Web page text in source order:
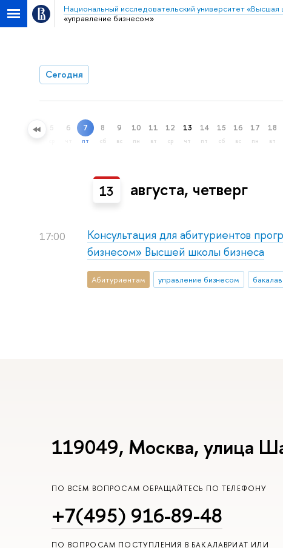
Национальный исследовательский университет «Высшая
«управление бизнесом»
Сегодня
поиск 5 6 7
пт
8
сб
9
вс
10
пн
11
вт
12
ср
13
чт
14
пт
15
сб
16
вс
17
пн
18
вт
13 августа, четверг
17:00
Консультация для абитуриентов
бизнесом» Высшей школы бизнеса
Абитуриентам управление бизнесом
119049, Москва, улица
ПО ВСЕМ ВОПРОСАМ ОБРАЩАЙТЕСЬ ПО ТЕЛЕФОНУ
+7(495) 916-89-48
ПО ВОПРОСАМ ПОСТУПЛЕНИЯ В БАКАЛАВРИАТ ИЛИ